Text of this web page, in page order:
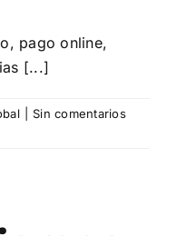
pago online,
[...]
Sin comentarios